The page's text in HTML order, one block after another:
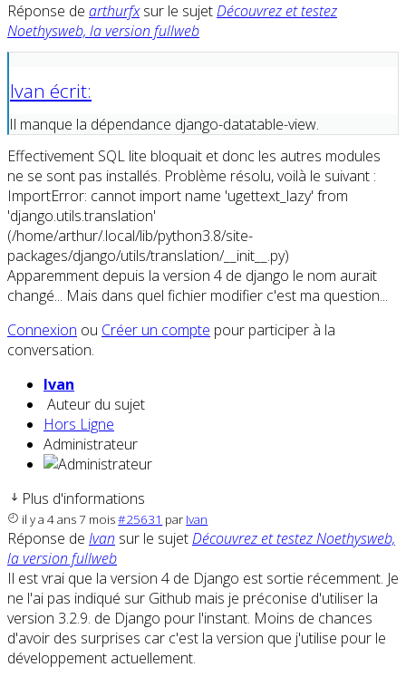
Réponse de arthurfxsur le sujetDécouvrez et testez
Noethysweb, la version fullweb
Ivan écrit:
Il manque la dépendance django-datatable-view.
Effectivement SQL lite bloquait et donc les autres modules
ne se sont pas installés. Problème résolu, voilà le suivant :
ImportError: cannot import name 'ugettext_lazy' from
'django.utils.translation'
(/home/arthur/.local/lib/python3.8/site-
packages/django/utils/translation/__init__.py)
Apparemment depuis la version 4 de django le nom aurait
changé... Mais dans quel fichier modifier c'est ma question...
Connexion ou Créer un compte pour participer à la
conversation.
Ivan
Auteur du sujet
Hors Ligne
Administrateur
Plus d'informations
il y a 4 ans 7 mois#25631 par Ivan
Réponse de Ivan sur le sujetDécouvrez et testez Noethysweb,
la version fullweb
Il est vrai que la version 4 de Django est sortie récemment. Je
ne l'ai pas indiqué sur Github mais je préconise d'utiliser la
version 3.2.9. de Django pour l'instant. Moins de chances
d'avoir des surprises car c'est la version que j'utilise pour le
développement actuellement.